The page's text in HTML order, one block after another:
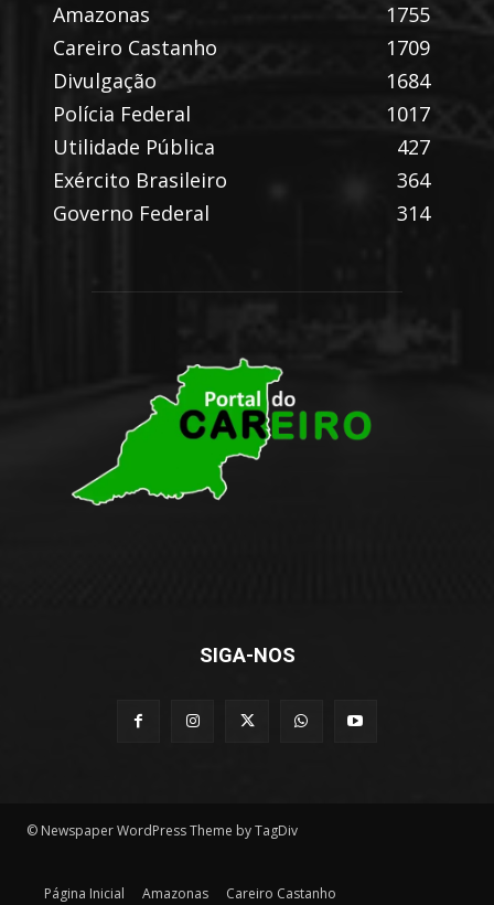
Amazonas
1755
Careiro Castanho
1709
Divulgação
1684
Polícia Federal
1017
Utilidade Pública
427
Exército Brasileiro
364
Governo Federal
314
SIGA-NOS
© Newspaper WordPress Theme by TagDiv
Página Inicial Amazonas Careiro Castanho